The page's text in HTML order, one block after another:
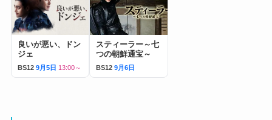
良いが悪い、ドン
ジェ
BS12 9月5日 13:00～
スティーラー～七
つの朝鮮通宝～
BS12 9月6日